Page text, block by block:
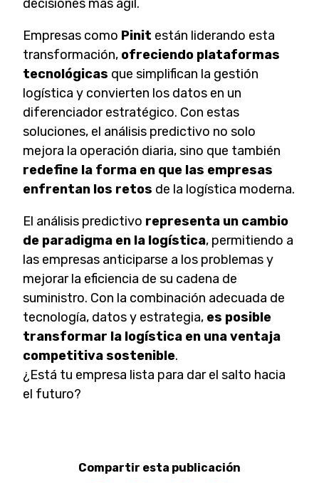
decisiones más ágil.
Empresas como Pinit están liderando esta
transformación, ofreciendo plataformas
tecnológicas que simplifican la gestión
logística y convierten los datos en un
diferenciador estratégico. Con estas
soluciones, el análisis predictivo no solo
mejora la operación diaria, sino que también
redefine la forma en que las empresas
enfrentan los retos de la logística moderna.
El análisis predictivo representa un cambio
de paradigma en la logística, permitiendo a
las empresas anticiparse a los problemas y
mejorar la eficiencia de su cadena de
suministro. Con la combinación adecuada de
tecnología, datos y estrategia, es posible
transformar la logística en una ventaja
competitiva sostenible.
¿Está tu empresa lista para dar el salto hacia
el futuro?
Compartir esta publicación